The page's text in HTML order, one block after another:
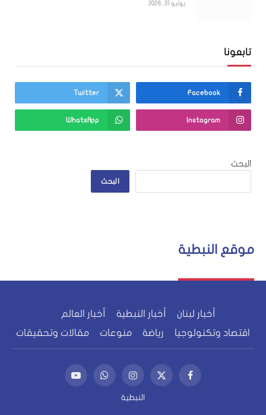
يوليو 31, 2026
تابعونا
Facebook
Twitter
Instagram
WhatsApp
البحث
البحث
موقع النبطية
أخبار لبنان أخبار النبطية
أخبار العالم
اقتصاد وتكنولوجيا
رياضة منوعات مقالات وتحقيقات
فيسبوكX
(Twitter)
الانستغرامواتساب يوتيوب
النبطية